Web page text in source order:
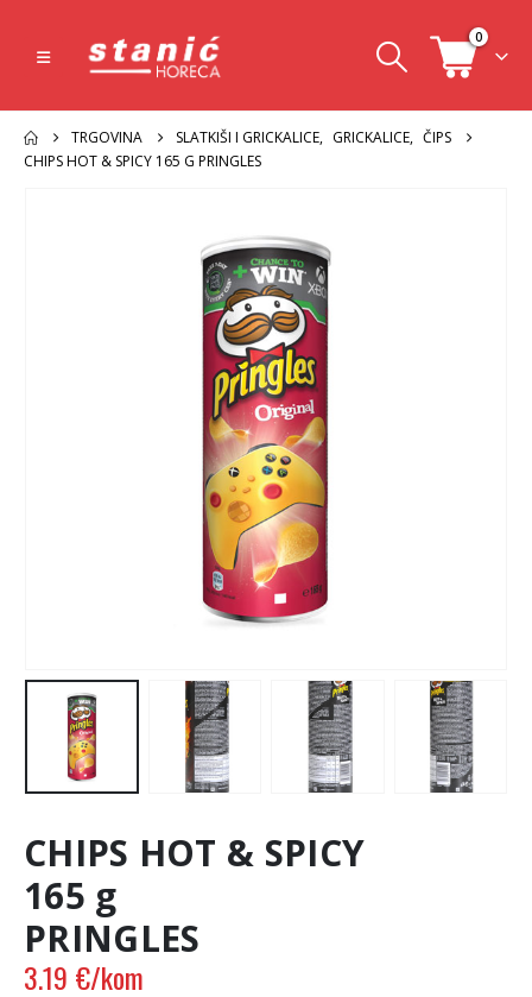
0
TRGOVINA SLATKIŠI I GRICKALICE, GRICKALICE, ČIPS
CHIPS HOT & SPICY 165 G PRINGLES
CHIPS HOT & SPICY
165 g
PRINGLES
3.19 €/kom